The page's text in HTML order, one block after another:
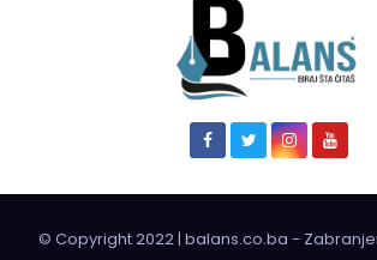
© Copyright 2022 | balans.co.ba -